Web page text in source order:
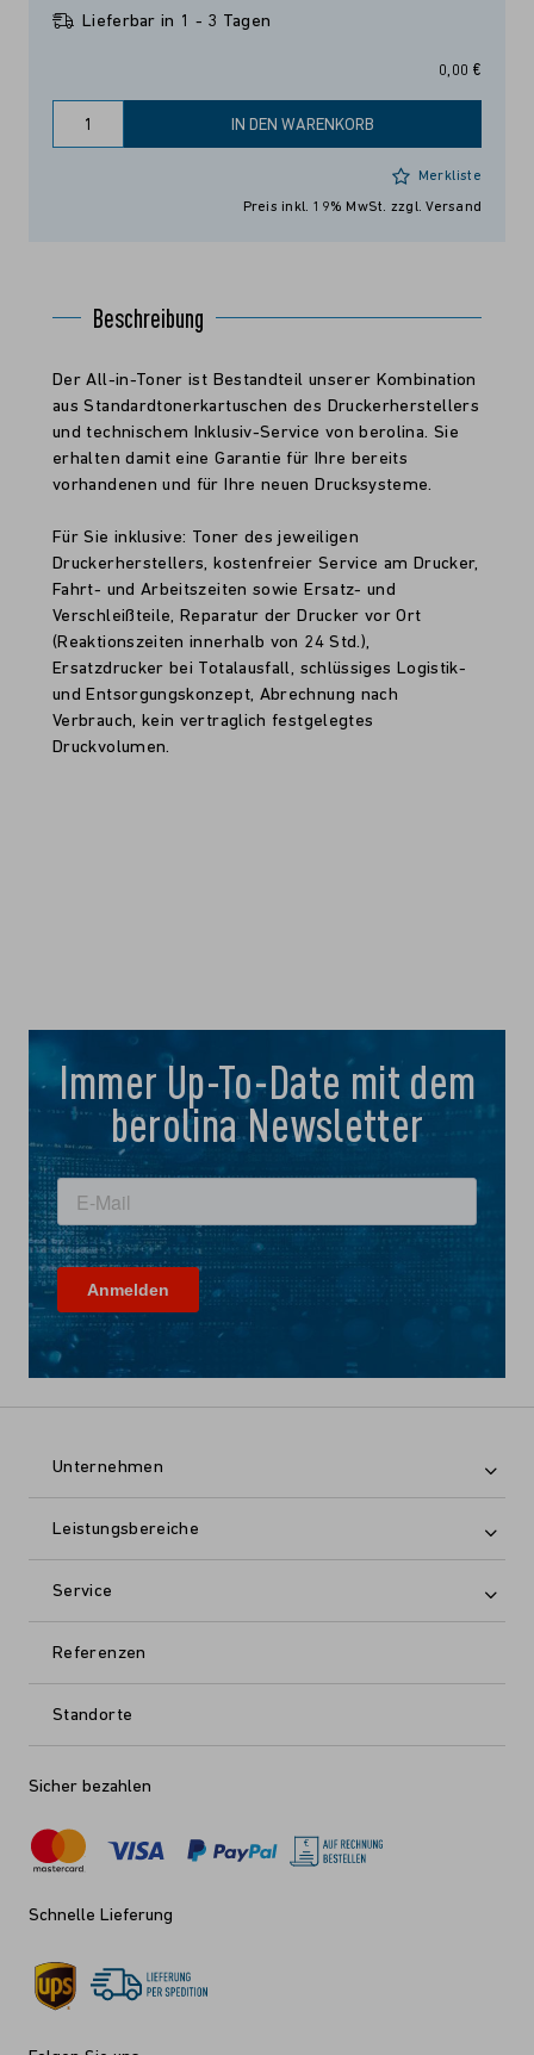
0,00 €
Lieferbar in 1 - 3 Tagen
IN DEN WARENKORB
Merkliste
Preis inkl. 19% MwSt. zzgl. Versand
Beschreibung
Der All-in-Toner ist Bestandteil unserer Kombination
aus Standardtonerkartuschen des Druckerherstellers
und technischem Inklusiv-Service von berolina. Sie
erhalten damit eine Garantie für Ihre bereits
vorhandenen und für Ihre neuen Drucksysteme.
Für Sie inklusive: Toner des jeweiligen
Druckerherstellers, kostenfreier Service am Drucker,
Fahrt- und Arbeitszeiten sowie Ersatz- und
Verschleißteile, Reparatur der Drucker vor Ort
(Reaktionszeiten innerhalb von 24 Std.),
Ersatzdrucker bei Totalausfall, schlüssiges Logistik-
und Entsorgungskonzept, Abrechnung nach
Verbrauch, kein vertraglich festgelegtes
Druckvolumen.
Immer Up-To-Date mit dem
berolina Newsletter
Unternehmen
Leistungsbereiche
Service
Referenzen
Standorte
Sicher bezahlen
Schnelle Lieferung